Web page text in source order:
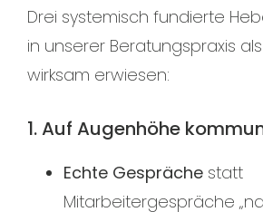
Drei systemisch fundierte
in unserer Beratungspraxis
wirksam erwiesen:
1. Auf Augenhöhe
Echte Gesprächestatt
Mitarbeitergespräche